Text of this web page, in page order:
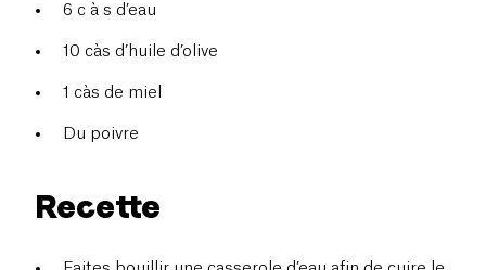
6 c à s d’eau
10 càs d’huile d’olive
1 càs de miel
Du poivre
Recette